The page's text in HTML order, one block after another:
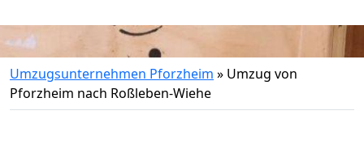
Umzugsunternehmen Pforzheim » Umzug von
Pforzheim nach Roßleben-Wiehe